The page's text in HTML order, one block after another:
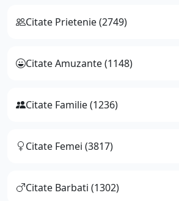
Citate Prietenie (2749)
Citate Amuzante (1148)
Citate Familie (1236)
Citate Femei (3817)
Citate Barbati (1302)